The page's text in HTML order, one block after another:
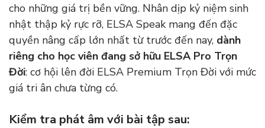
cho những giá trị bền vững. Nhân dịp kỷ niệm sinh
nhật thập kỷ rực rỡ, ELSA Speak mang đến đặc
quyền nâng cấp lớn nhất từ trước đến nay, dành
riêng cho học viên đang sở hữu ELSA Pro Trọn
Đời: cơ hội lên đời ELSA Premium Trọn Đời với mức
giá tri ân chưa từng có.
Kiểm tra phát âm với bài tập sau: